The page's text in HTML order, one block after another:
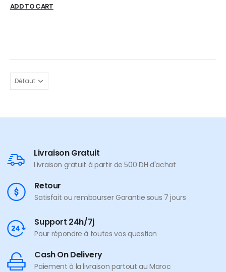
ADD TO CART
Livraison Gratuit
Livraison gratuit à partir de 500 DH d'achat
Retour
Satisfait ou rembourser Garantie sous 7 jours
Support 24h/7j
Pour répondre à toutes vos question
Cash On Delivery
Paiement à la livraison partout au Maroc